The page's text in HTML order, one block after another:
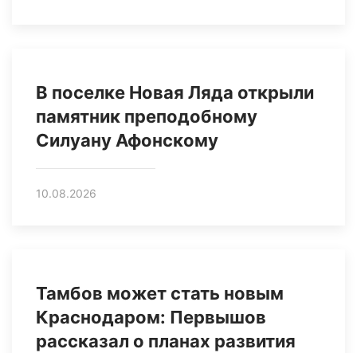
В поселке Новая Ляда открыли
памятник преподобному
Силуану Афонскому
10.08.2026
Тамбов может стать новым
Краснодаром: Первышов
рассказал о планах развития